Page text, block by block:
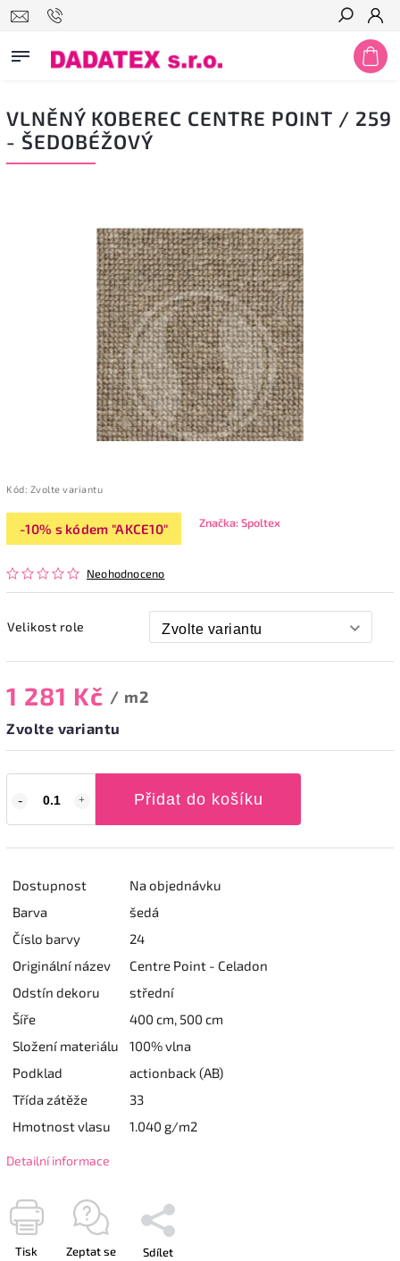
Hledat
VLNĚNÝ KOBEREC CENTRE POINT / 259
- ŠEDOBÉŽOVÝ
Kód: Zvolte variantu
-10% s kódem "AKCE10"
Neohodnoceno
Značka:Spoltex
Velikost role
1 281 Kč / m2
Zvolte variantu
Přidat do košíku
Dostupnost
Na objednávku
Barva
šedá
Číslo barvy
24
Originální název
Centre Point - Celadon
Odstín dekoru
střední
Šíře
400 cm, 500 cm
Složení materiálu
100% vlna
Podklad
actionback (AB)
Třída zátěže
33
Hmotnost vlasu
1.040 g/m2
Detailní informace
Tisk Zeptat se Sdílet